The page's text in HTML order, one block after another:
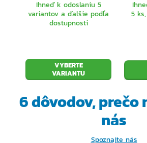
znižujú možnosť, že by soľ alebo
otáčaniu ložiska.
3000: 0,25mm/210m;
4000: 0,30 mm/180 m;
Ihneď k odoslaniu 5
variantov a ďalšie podľa
dostupnosti
VYBERTE
VARIANTU
5
6 dôvodov, prečo
nás
Spoznajte nás